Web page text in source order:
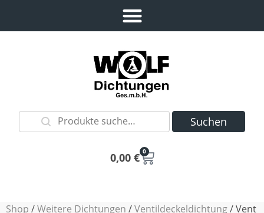
Suchen
0,00 € 0
Shop /Weitere Dichtungen /Ventildeckeldichtung/ Vent